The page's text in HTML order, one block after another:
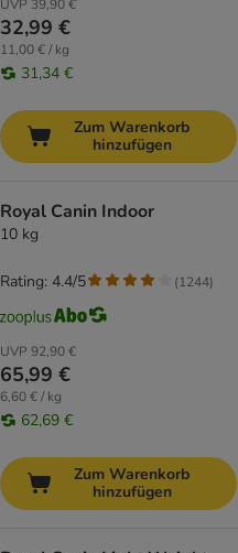
UVP 39,90 €
32,99 €
11,00 € / kg
31,34 €
Zum Warenkorb
hinzufügen
Royal Canin Indoor
10 kg
UVP 92,90 €
65,99 €
6,60 € / kg
62,69 €
Rating: 4.4/5 (1244)
Zum Warenkorb
hinzufügen